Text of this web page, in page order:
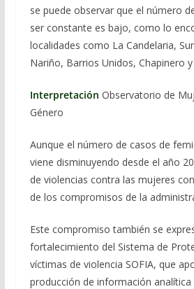
se puede observar que el número
ser constante es bajo, como lo
localidades como La Candelaria,
Nariño, Barrios Unidos, Chapinero
Interpretación Observatorio de
Género
Aunque el número de casos de
viene disminuyendo desde el año
de violencias contra las mujeres
de los compromisos de la
Este compromiso también se
fortalecimiento del Sistema de
víctimas de violencia SOFIA, que
producción de información analítica